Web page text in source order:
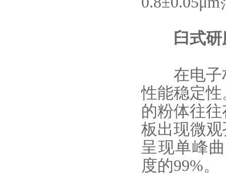
臼式
在电子材
性能稳定
的粉体往
板出现微观
呈现单峰
度的99%。